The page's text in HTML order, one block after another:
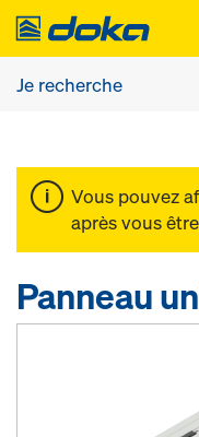
Vous pouvez
après vous être
Panneau